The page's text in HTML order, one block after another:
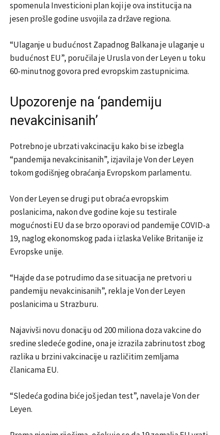
spomenula Investicioni plan koji je ova institucija na
jesen prošle godine usvojila za države regiona.
“Ulaganje u budućnost Zapadnog Balkana je ulaganje u
budućnost EU”, poručila je Urusla von der Leyen u toku
60-minutnog govora pred evropskim zastupnicima.
Upozorenje na ‘pandemiju
nevakcinisanih’
Potrebno je ubrzati vakcinaciju kako bi se izbegla
“pandemija nevakcinisanih”, izjavila je Von der Leyen
tokom godišnjeg obraćanja Evropskom parlamentu.
Von der Leyen se drugi put obraća evropskim
poslanicima, nakon dve godine koje su testirale
mogućnosti EU da se brzo oporavi od pandemije COVID-a
19, naglog ekonomskog pada i izlaska Velike Britanije iz
Evropske unije.
“Hajde da se potrudimo da se situacija ne pretvori u
pandemiju nevakcinisanih”, rekla je Von der Leyen
poslanicima u Strazburu.
Najavivši novu donaciju od 200 miliona doza vakcine do
sredine sledeće godine, ona je izrazila zabrinutost zbog
razlika u brzini vakcinacije u različitim zemljama
članicama EU.
“Sledeća godina biće još jedan test”, navela je Von der
Leyen.